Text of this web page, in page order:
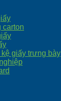
carton
kệ giấy trưng bày